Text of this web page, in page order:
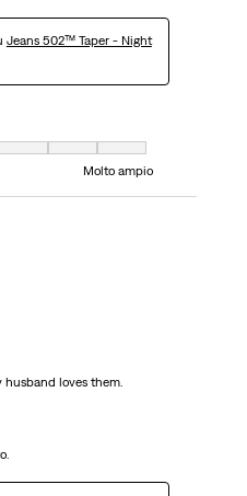
Jeans 502™ Taper - Night
a Molto aderente e 7 è uguale a Molto
Molto ampio
husband loves them.